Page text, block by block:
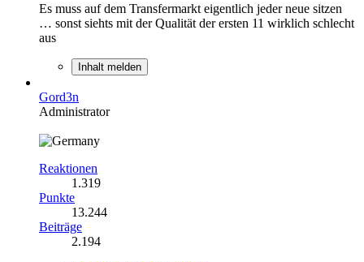
Es muss auf dem Transfermarkt eigentlich jeder neue sitzen
… sonst siehts mit der Qualität der ersten 11 wirklich schlecht
aus
Inhalt melden
Gord3n
Administrator
Reaktionen
1.319
Punkte
13.244
Beiträge
2.194